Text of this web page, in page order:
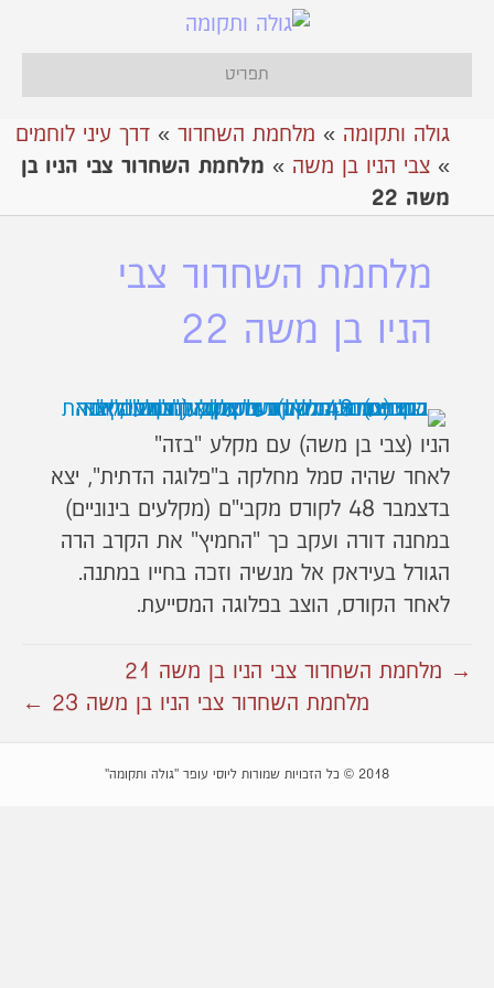
תפריט
גולה ותקומה » מלחמת השחרור » דרך עיני לוחמים
» צבי הניו בן משה » מלחמת השחרור צבי הניו בן
משה 22
מלחמת השחרור צבי
הניו בן משה 22
הניו (צבי בן משה) עם מקלע "בזה"
לאחר שהיה סמל מחלקה ב"פלוגה הדתית", יצא
בדצמבר 48 לקורס מקבי"ם (מקלעים בינוניים)
במחנה דורה ועקב כך "החמיץ" את הקרב הרה
הגורל בעיראק אל מנשיה וזכה בחייו במתנה.
לאחר הקורס, הוצב בפלוגה המסייעת.
→ מלחמת השחרור צבי הניו בן משה 21
מלחמת השחרור צבי הניו בן משה 23 ←
2018 © כל הזכויות שמורות ליוסי עופר "גולה ותקומה"